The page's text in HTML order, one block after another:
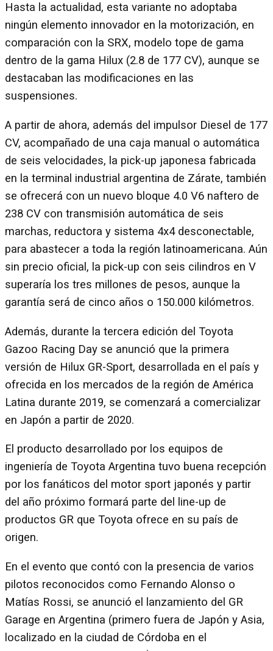
Hasta la actualidad, esta variante no adoptaba
ningún elemento innovador en la motorización, en
comparación con la SRX, modelo tope de gama
dentro de la gama Hilux (2.8 de 177 CV), aunque se
destacaban las modificaciones en las
suspensiones.
A partir de ahora, además del impulsor Diesel de 177
CV, acompañado de una caja manual o automática
de seis velocidades, la pick-up japonesa fabricada
en la terminal industrial argentina de Zárate, también
se ofrecerá con un nuevo bloque 4.0 V6 naftero de
238 CV con transmisión automática de seis
marchas, reductora y sistema 4x4 desconectable,
para abastecer a toda la región latinoamericana. Aún
sin precio oficial, la pick-up con seis cilindros en V
superaría los tres millones de pesos, aunque la
garantía será de cinco años o 150.000 kilómetros.
Además, durante la tercera edición del Toyota
Gazoo Racing Day se anunció que la primera
versión de Hilux GR-Sport, desarrollada en el país y
ofrecida en los mercados de la región de América
Latina durante 2019, se comenzará a comercializar
en Japón a partir de 2020.
El producto desarrollado por los equipos de
ingeniería de Toyota Argentina tuvo buena recepción
por los fanáticos del motor sport japonés y partir
del año próximo formará parte del line-up de
productos GR que Toyota ofrece en su país de
origen.
En el evento que contó con la presencia de varios
pilotos reconocidos como Fernando Alonso o
Matías Rossi, se anunció el lanzamiento del GR
Garage en Argentina (primero fuera de Japón y Asia,
localizado en la ciudad de Córdoba en el